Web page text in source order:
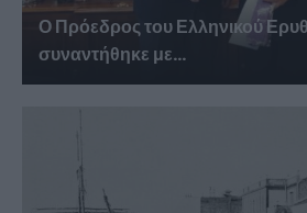
Ο Πρόεδρος του Ελληνικού
συναντήθηκε με...